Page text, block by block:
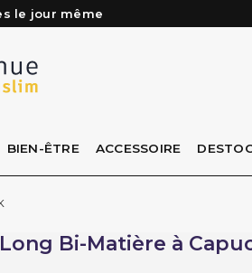
notre FAQ
15h (lun au Vend)
BIEN-ÊTRE ACCESSOIRE
Bi-Matière à